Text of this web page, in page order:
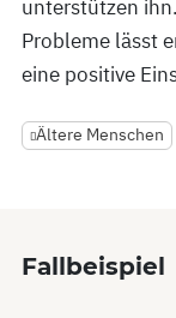
unterstützen
Probleme lässt
eine positive
Ältere Menschen
Fallbeispiel